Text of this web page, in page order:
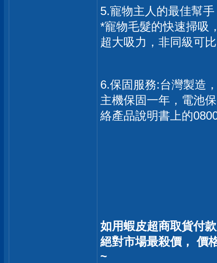
5.寵物主人的最佳幫手
*寵物毛髮的快速掃吸
超大吸力，非同級可
6.保固服務:台灣製造
主機保固一年，電池
絡產品說明書上的
如用蝦皮超商取貨付
絕對市場最殺價， 價
~